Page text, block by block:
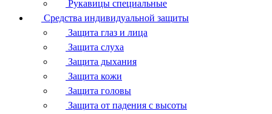
Рукавицы специальные
Средства индивидуальной защиты
Защита глаз и лица
Защита слуха
Защита дыхания
Защита кожи
Защита головы
Защита от падения с высоты